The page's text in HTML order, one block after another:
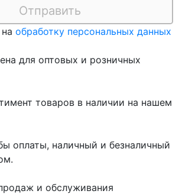
Отправить
обработку персональных данных
для оптовых и розничных
товаров в наличии на нашем
оплаты, наличный и безналичный
и обслуживания